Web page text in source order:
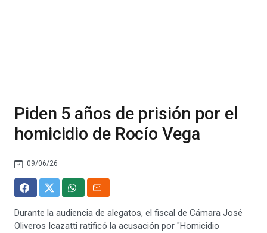
Piden 5 años de prisión por el
homicidio de Rocío Vega
09/06/26
Durante la audiencia de alegatos, el fiscal de Cámara José
Oliveros Icazatti ratificó la acusación por "Homicidio